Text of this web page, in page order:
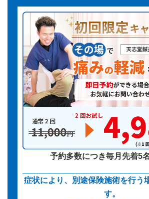
予約多数につき毎月先着5
症状により、別途保険施術を行う
す。